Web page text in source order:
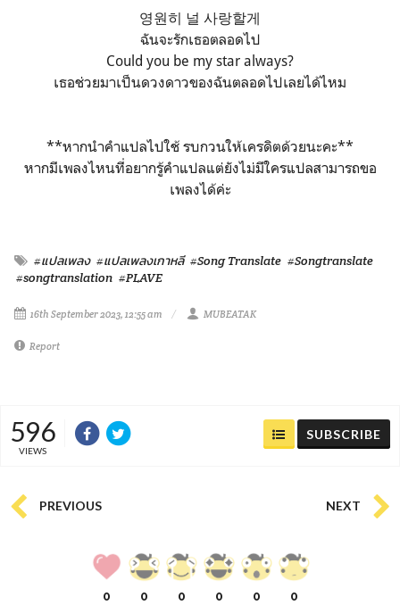
영원히 널 사랑할게
ฉันจะรักเธอตลอดไป
Could you be my star always?
เธอช่วยมาเป็นดวงดาวของฉันตลอดไปเลยได้ไหม
**หากนำคำแปลไปใช้ รบกวนให้เครดิตด้วยนะคะ**
หากมีเพลงไหนที่อยากรู้คำแปลแต่ยังไม่มีใครแปลสามารถขอ
เพลงได้ค่ะ
#แปลเพลง #แปลเพลงเกาหลี #Song Translate #Songtranslate
#songtranslation #PLAVE
16th September 2023, 12:55 am MUBEATAK
Report
596
VIEWS
SUBSCRIBE
PREVIOUS NEXT
0 0 0 0 0 0